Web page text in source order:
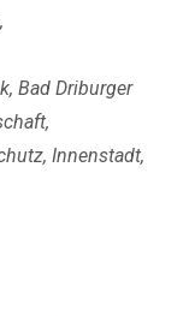
,
, Bad Driburger
,
, Innenstadt,